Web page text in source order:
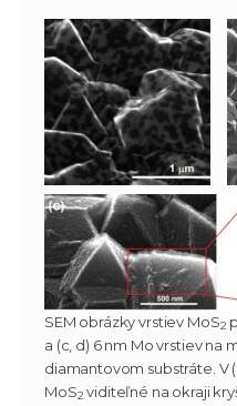
SEM obrázky vrstiev MoS2
a (c, d) 6 nm Mo vrstiev na
diamantovom substráte. V
MoS2 viditeľné na okraji